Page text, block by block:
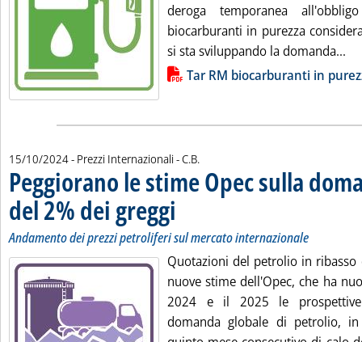
deroga temporanea
biocarburanti in purezza
si sta sviluppando la domanda...
Lista allegati PDF alla notiziaTar RM biocarburanti in
15/10/2024- Prezzi Internazionali -di:
C.B.
Peggiorano le stime Opec sulla
del 2% dei greggi . Sottotitolo: Andamento dei prezzi petroliferi
. Pubblicata martedì 15 ottobre 2024 alle 13.41.
Andamento dei prezzi petroliferi sul mercato internazionale
Quotazioni del petrolio in ribasso
nuove stime dell'Opec, che ha
2024 e il 2025 le
domanda globale di petrolio,